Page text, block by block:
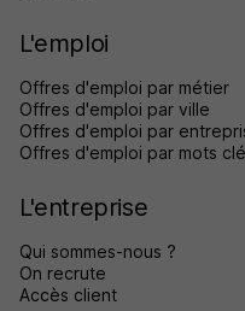
L'emploi
Offres d'emploi par métier
Offres d'emploi par ville
Offres d'emploi par
Offres d'emploi par mots
L'entreprise
Qui sommes-nous ?
On recrute
Accès client